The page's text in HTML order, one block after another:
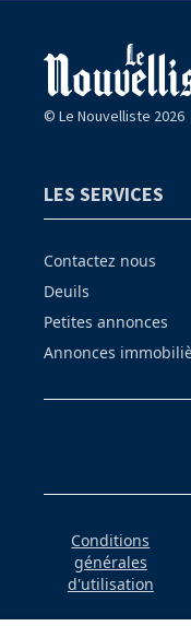
© Le Nouvelliste 2026
LES SERVICES
Contactez nous
Deuils
Petites annonces
Annonces
Conditions
générales
d'utilisation